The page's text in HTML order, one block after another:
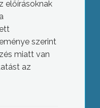
előírásoknak
szerint
miatt van
az